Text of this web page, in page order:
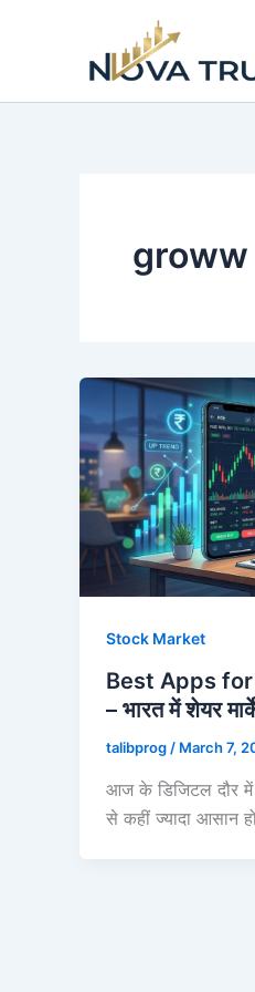
Stock Market
Best Apps
– भारत में शेयर
talibprog / March 7,
आज के डिजिटल दौर में
से कहीं ज्यादा आसान